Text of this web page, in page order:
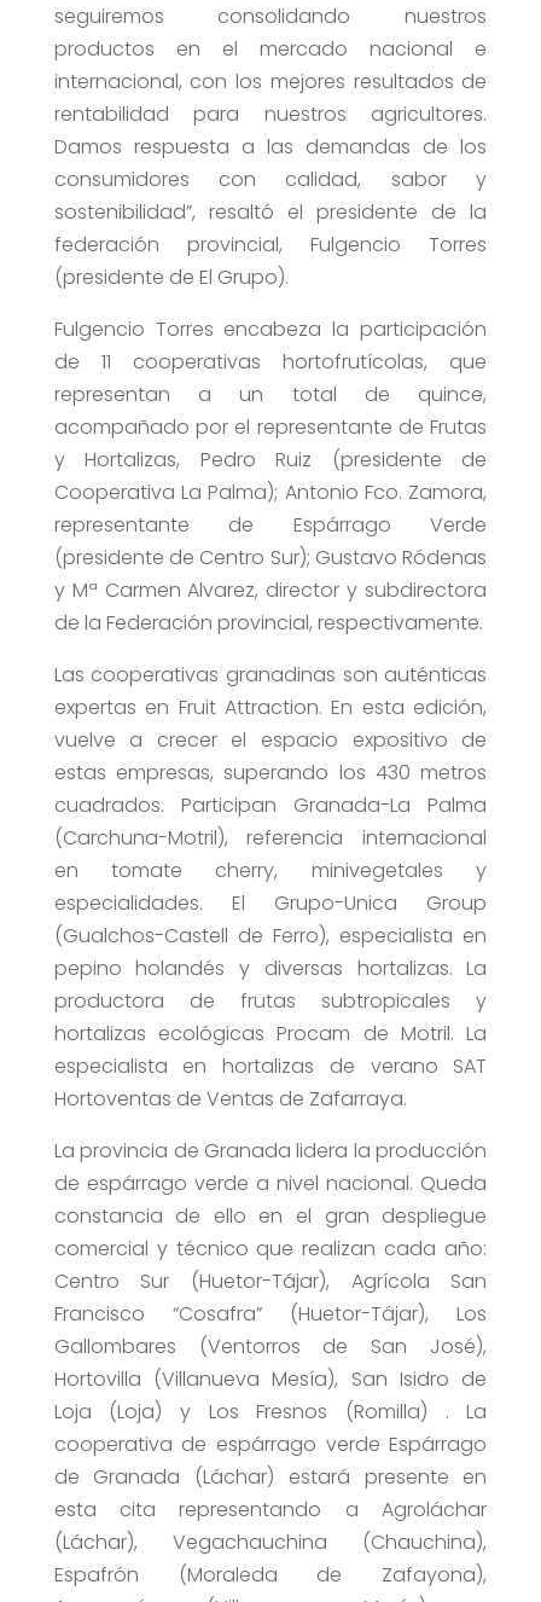
seguiremos consolidando nuestros
productos en el mercado nacional e
internacional, con los mejores resultados de
rentabilidad para nuestros agricultores.
Damos respuesta a las demandas de los
consumidores con calidad, sabor y
sostenibilidad”, resaltó el presidente de la
federación provincial, Fulgencio Torres
(presidente de El Grupo).
Fulgencio Torres encabeza la participación
de 11 cooperativas hortofrutícolas, que
representan a un total de quince,
acompañado por el representante de Frutas
y Hortalizas, Pedro Ruiz (presidente de
Cooperativa La Palma); Antonio Fco. Zamora,
representante de Espárrago Verde
(presidente de Centro Sur); Gustavo Ródenas
y Mª Carmen Alvarez, director y subdirectora
de la Federación provincial, respectivamente.
Las cooperativas granadinas son auténticas
expertas en Fruit Attraction. En esta edición,
vuelve a crecer el espacio expositivo de
estas empresas, superando los 430 metros
cuadrados. Participan Granada-La Palma
(Carchuna-Motril), referencia internacional
en tomate cherry, minivegetales y
especialidades. El Grupo-Unica Group
(Gualchos-Castell de Ferro), especialista en
pepino holandés y diversas hortalizas. La
productora de frutas subtropicales y
hortalizas ecológicas Procam de Motril. La
especialista en hortalizas de verano SAT
Hortoventas de Ventas de Zafarraya.
La provincia de Granada lidera la producción
de espárrago verde a nivel nacional. Queda
constancia de ello en el gran despliegue
comercial y técnico que realizan cada año:
Centro Sur (Huetor-Tájar), Agrícola San
Francisco “Cosafra” (Huetor-Tájar), Los
Gallombares (Ventorros de San José),
Hortovilla (Villanueva Mesía), San Isidro de
Loja (Loja) y Los Fresnos (Romilla) . La
cooperativa de espárrago verde Espárrago
de Granada (Láchar) estará presente en
esta cita representando a Agroláchar
(Láchar), Vegachauchina (Chauchina),
Espafrón (Moraleda de Zafayona),